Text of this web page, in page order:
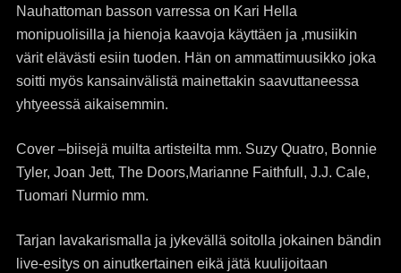
Nauhattoman basson varressa on Kari Hella
monipuolisilla ja hienoja kaavoja käyttäen ja ,musiikin
värit elävästi esiin tuoden. Hän on ammattimuusikko joka
soitti myös kansainvälistä mainettakin saavuttaneessa
yhtyeessä aikaisemmin.
Cover –biisejä muilta artisteilta mm. Suzy Quatro, Bonnie
Tyler, Joan Jett, The Doors,Marianne Faithfull, J.J. Cale,
Tuomari Nurmio mm.
Tarjan lavakarismalla ja jykevällä soitolla jokainen bändin
live-esitys on ainutkertainen eikä jätä kuulijoitaan